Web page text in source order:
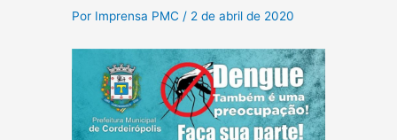
Por Imprensa PMC / 2 de abril de 2020